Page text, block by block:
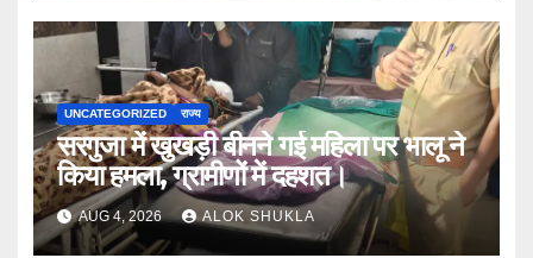
UNCATEGORIZED राज्य
सरगुजा में खुखड़ी बीनने गई महिला पर भालू ने
किया हमला, ग्रामीणों में दहशत।
AUG 4, 2026 ALOK SHUKLA